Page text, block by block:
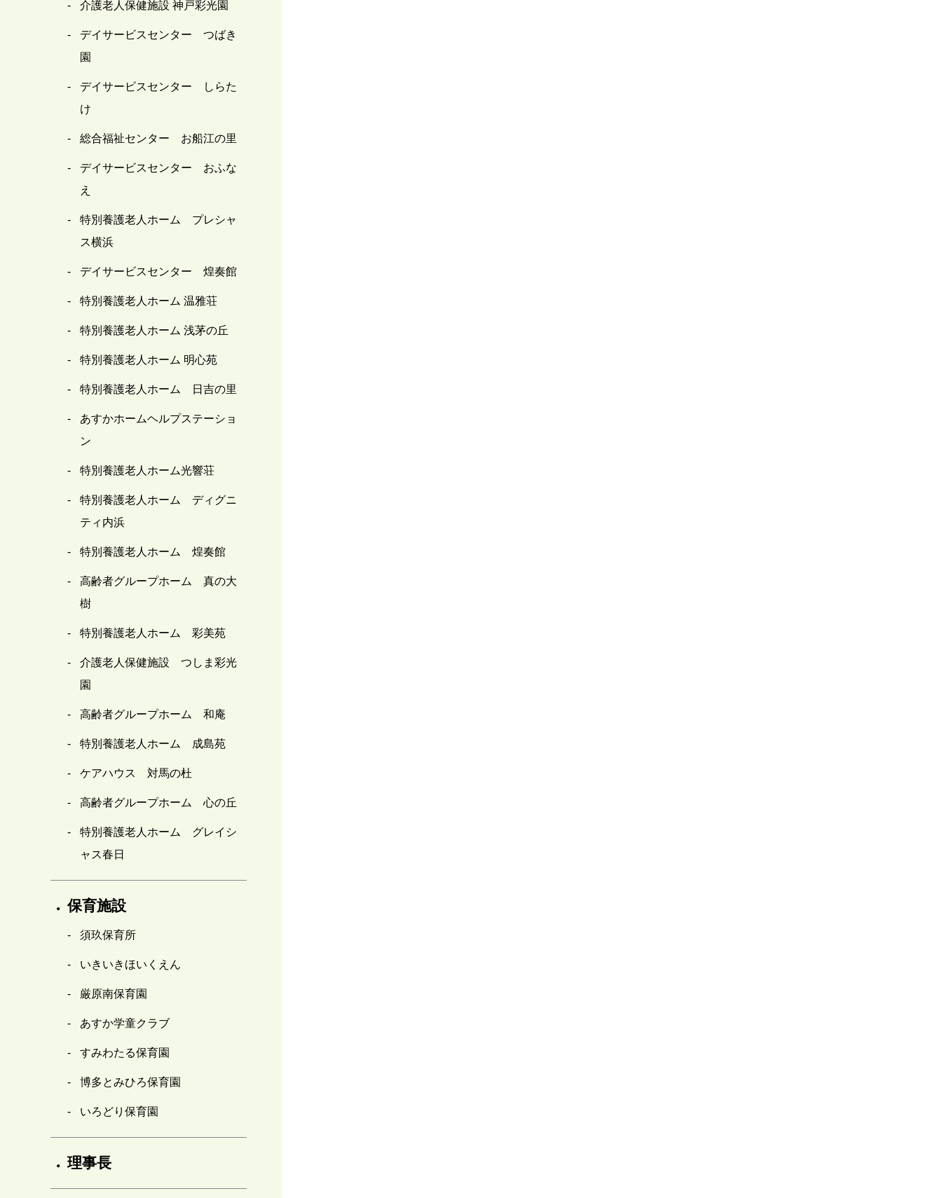
介護老人保健施設 神戸彩光園
デイサービスセンター つばき
園
デイサービスセンター しらた
け
総合福祉センター お船江の里
デイサービスセンター おふな
え
特別養護老人ホーム プレシャ
ス横浜
デイサービスセンター 煌奏館
特別養護老人ホーム 温雅荘
特別養護老人ホーム 浅茅の丘
特別養護老人ホーム 明心苑
特別養護老人ホーム 日吉の里
あすかホームヘルプステーショ
ン
特別養護老人ホーム光響荘
特別養護老人ホーム ディグニ
ティ内浜
特別養護老人ホーム 煌奏館
高齢者グループホーム 真の大
樹
特別養護老人ホーム 彩美苑
介護老人保健施設 つしま彩光
園
高齢者グループホーム 和庵
特別養護老人ホーム 成島苑
ケアハウス 対馬の杜
高齢者グループホーム 心の丘
特別養護老人ホーム グレイシ
ャス春日
保育施設
須玖保育所
いきいきほいくえん
厳原南保育園
あすか学童クラブ
すみわたる保育園
博多とみひろ保育園
いろどり保育園
理事長